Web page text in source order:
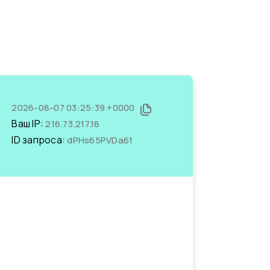
2026-08-07 03:25:39 +0000
Ваш IP:216.73.217.18
ID запроса:dPHs65PVDa61